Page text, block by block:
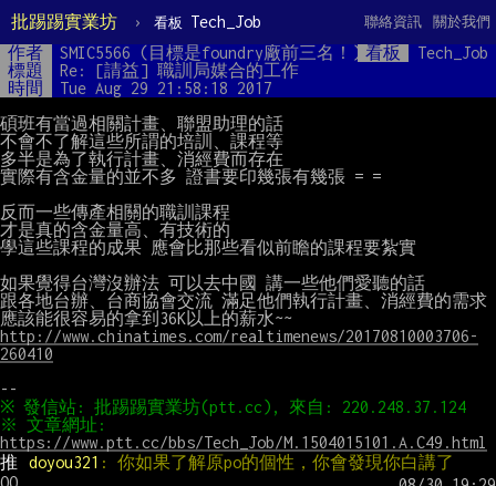
批踢踢實業坊 › 看板 Tech_Job 關於我們
聯絡資訊
作者 SMIC5566 (目標是foundry廠前三名！) 看板
Tech_Job
標題
Re: [請益] 職訓局媒合的工作
時間
Tue Aug 29 21:58:18 2017
碩班有當過相關計畫、聯盟助理的話
不會不了解這些所謂的培訓、課程等
多半是為了執行計畫、消經費而存在
實際有含金量的並不多 證書要印幾張有幾張 = =
反而一些傳產相關的職訓課程
才是真的含金量高、有技術的
學這些課程的成果 應會比那些看似前瞻的課程要紮實
如果覺得台灣沒辦法 可以去中國 講一些他們愛聽的話
跟各地台辦、台商協會交流 滿足他們執行計畫、消經費的需求
http://www.chinatimes.com/realtimenews/20170810003706-
260410
https://www.ptt.cc/bbs/Tech_Job/M.1504015101.A.C49.html
推
doyou321 : 你如果了解原po的個性，你會發現你白講了